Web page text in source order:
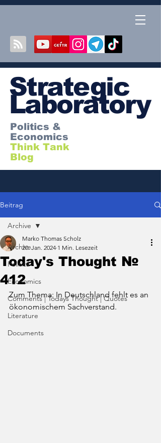
Strategic
Laboratory
Politics &
Economics
Think Tank
Blog
Beitrag
Archive
Politics
Economics
Comments | Todays Thought | Quotes
Literature
Documents
Archive
Today's Thought №
412
Marko Thomas Scholz
20. Jan. 2024 1 Min. Lesezeit
Zum Thema: In Deutschland fehlt es an
ökonomischem Sachverstand.